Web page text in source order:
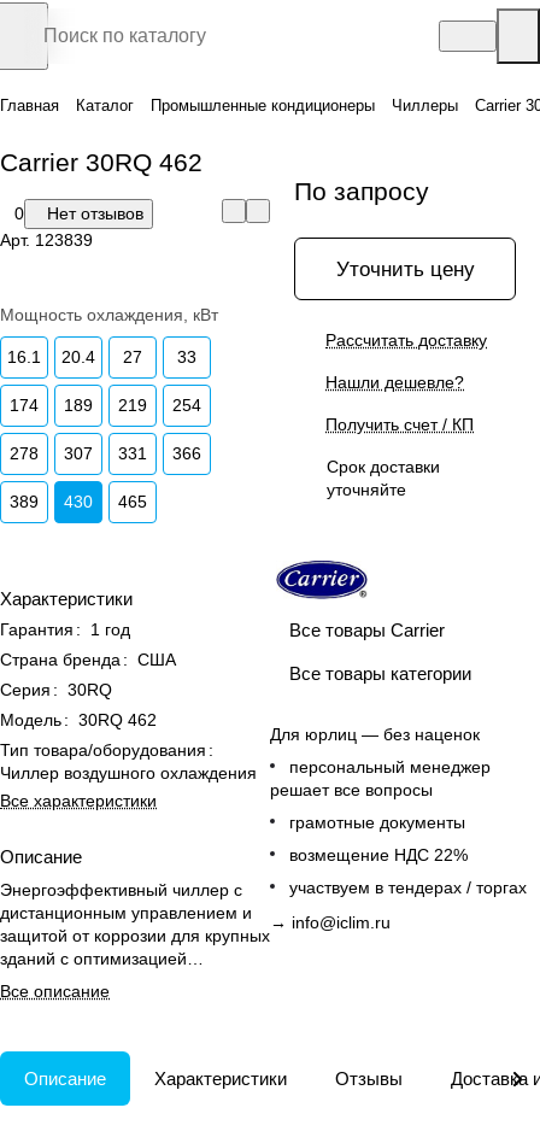
Главная Каталог Промышленные кондиционеры Чиллеры Carrier
Carrier 30RQ 462
0
Нет отзывов
Арт. 123839
Мощность охлаждения, кВт
16.1 20.4 27 33
174 189 219 254
278 307 331 366
389 430 465
Характеристики
Гарантия :
1 год
Страна бренда : США
Серия : 30RQ
Модель: 30RQ 462
Тип товара/оборудования :
Чиллер воздушного охлаждения
Все характеристики
Описание
Энергоэффективный чиллер с
дистанционным управлением и
защитой от коррозии для крупных
зданий с оптимизацией
энергопотребления.
Все описание
По запросу
Уточнить цену
Рассчитать доставку
Нашли дешевле?
Получить счет / КП
Срок доставки
уточняйте
Все товары Carrier
Все товары категории
Для юрлиц — без наценок
персональный менеджер
решает все вопросы
грамотные документы
возмещение НДС 22%
участвуем в тендерах / торгах
→ info@iclim.ru
Описание Характеристики Отзывы Доставка